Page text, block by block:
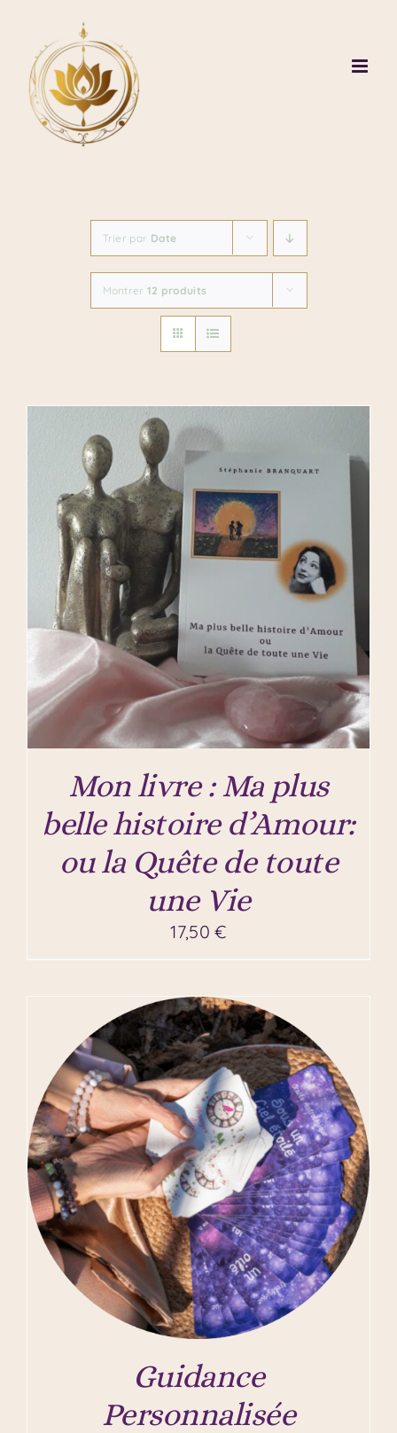
contenu
Trier par Date
Montrer 12 produits
Mon livre : Ma plus
belle histoire d’Amour:
ou la Quête de toute
une Vie
17,50€
Guidance
Personnalisée